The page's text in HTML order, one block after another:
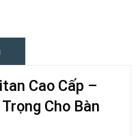
Cao Cấp –
Cho Bàn